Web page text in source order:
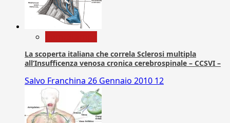
La scoperta italiana che correla Sclerosi multipla
all’Insufficenza venosa cronica cerebrospinale – CCSVI –
Salvo Franchina 26 Gennaio 2010 12